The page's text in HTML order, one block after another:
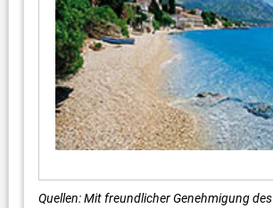
Quellen: Mit freundlicher Genehmigung des